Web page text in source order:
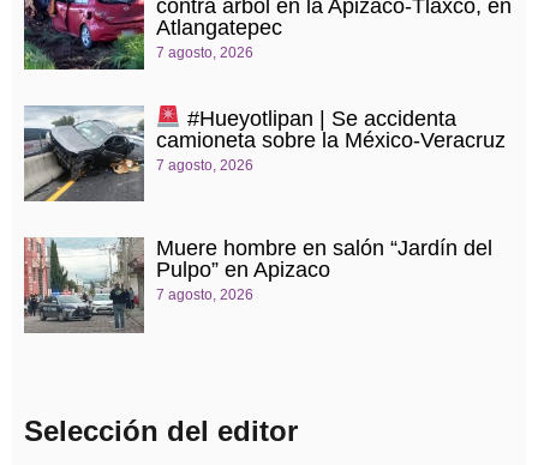
contra árbol en la Apizaco-Tlaxco, en
Atlangatepec
7 agosto, 2026
#Hueyotlipan | Se accidenta
camioneta sobre la México-Veracruz
7 agosto, 2026
Muere hombre en salón “Jardín del
Pulpo” en Apizaco
7 agosto, 2026
Selección del editor